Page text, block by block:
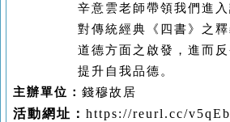
辛意雲老師帶領我們進
對傳統經典《 四書》之
道德方面之啟發，進而
提升自我品德。
主辦單位 ： 錢穆故居
活動網址： https://reurl.cc/